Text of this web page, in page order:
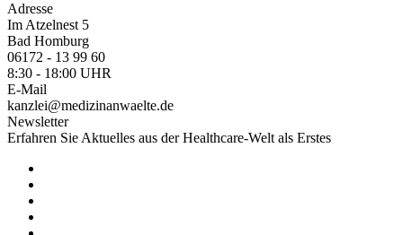
Adresse
Im Atzelnest 5
Bad Homburg
06172 - 13 99 60
8:30 - 18:00 UHR
E-Mail
kanzlei@medizinanwaelte.de
Newsletter
Erfahren Sie Aktuelles aus der Healthcare-Welt als Erstes